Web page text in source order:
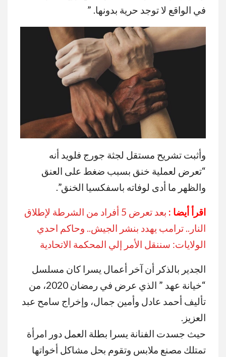
في الواقع لا توجد حرية بدونها. ”
وأثبت تشريح مستقل لجثة جورج فلويد أنه
“تعرض لعملية خنق بسبب ضغط على العنق
والظهر ما أدى لوفاته باسفكسيا الخنق”.
اقرأ أيضا :
بعد تعرض 5 أفراد من الشرطة لإطلاق
النار.. ترامب يهدد بنشر الجيش.. وحاكم احدي
الولايات: سننقل الأمر إلي المحكمة الاتحادية
الجدير بالذكر أن آخر أعمال يسرا كان مسلسل
“خيانة عهد ” الذي عرض في رمضان 2020، من
تأليف أحمد عادل وأمين جمال، وإخراج سامح عبد
‏العزيز.
حيث جسدت الفنانة يسرا بطلة العمل دور امرأة
تمتلك مصنع ملابس وتقوم بحل مشاكل أخواتها